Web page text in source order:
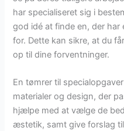
har specialiseret sig i
god idé at finde en, der har
for. Dette kan sikre, at du
op til dine forventninger.
En tømrer til
materialer og design, der
hjælpe med at vælge de
æstetik, samt give forslag